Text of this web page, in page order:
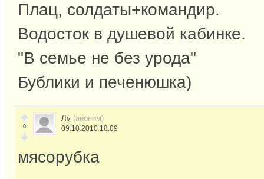
Плац, солдаты+командир.
Водосток в душевой кабинке.
"В семье не без урода"
Бублики и печенюшка)
0
Лу (аноним)
09.10.2010 18:09
мясорубка